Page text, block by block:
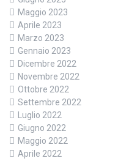
Maggio 2023
Aprile 2023
Marzo 2023
Gennaio 2023
Dicembre 2022
Novembre 2022
Ottobre 2022
Settembre 2022
Luglio 2022
Giugno 2022
Maggio 2022
Aprile 2022